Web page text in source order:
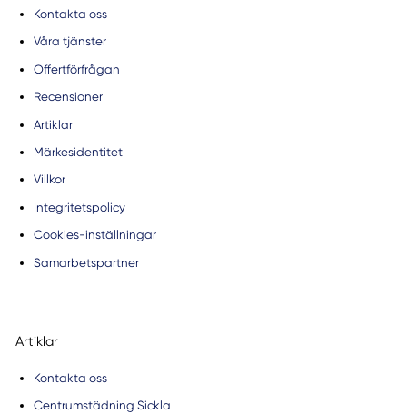
Kontakta oss
Våra tjänster
Offertförfrågan
Recensioner
Artiklar
Märkesidentitet
Villkor
Integritetspolicy
Cookies-inställningar
Samarbetspartner
Artiklar
Kontakta oss
Centrumstädning Sickla